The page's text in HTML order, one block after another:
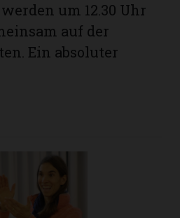
werden um 12.30 Uhr
auf der
Ein absoluter